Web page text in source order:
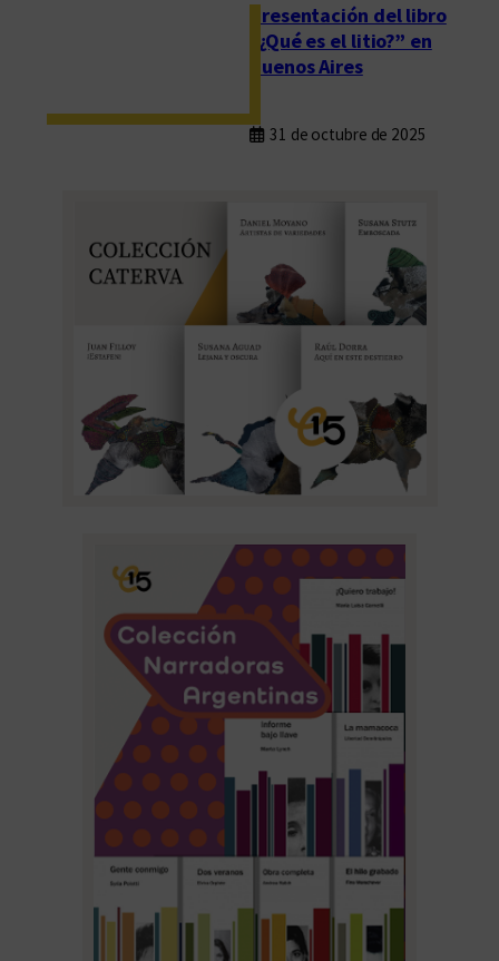
Presentación del libro
“¿Qué es el litio?” en
Buenos Aires
31 de octubre de 2025